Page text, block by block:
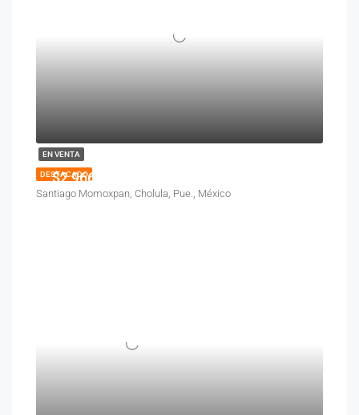
EN VENTA
DESTACADO
$2,966,500
Santiago Momoxpan, Cholula, Pue., México